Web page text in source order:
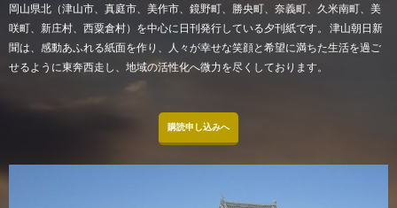
岡山県北（津山市、真庭市、美作市、鏡野町、勝央町、奈義町、久米南町、美
咲町、新庄村、西粟倉村）を中心に日刊発行している夕刊紙です。 津山朝日新
聞は、感動あふれる紙面を作り、人々が幸せな笑顔と希望に満ちた生活を過ご
せるように東奔西走し、地域の活性化へ微力を尽くしております。
購読申し込みへ